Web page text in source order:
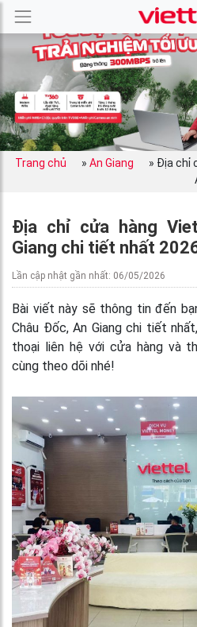
Trang chủ » An Giang » Địa chỉ
Địa chỉ cửa hàng
Giang chi tiết nhất
Lần cập nhật gần nhất: 06/05/2026
Bài viết này sẽ thông tin đến
Châu Đốc, An Giang chi tiết
thoại liên hệ với cửa hàng và
cùng theo dõi nhé!